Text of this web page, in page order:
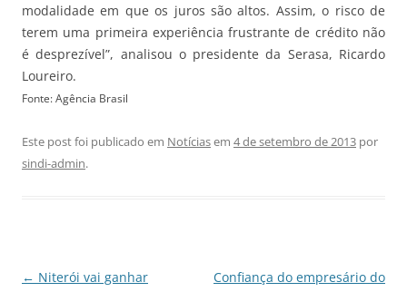
modalidade em que os juros são altos. Assim, o risco de
terem uma primeira experiência frustrante de crédito não
é desprezível”, analisou o presidente da Serasa, Ricardo
Loureiro.
Fonte: Agência Brasil
Este post foi publicado em Notíciasem 4 de setembro de 2013 por
sindi-admin.
Navegação
← Niterói vai ganhar
Confiança do empresário do